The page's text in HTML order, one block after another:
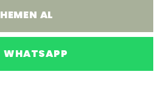
HEMEN AL
WHATSAPP